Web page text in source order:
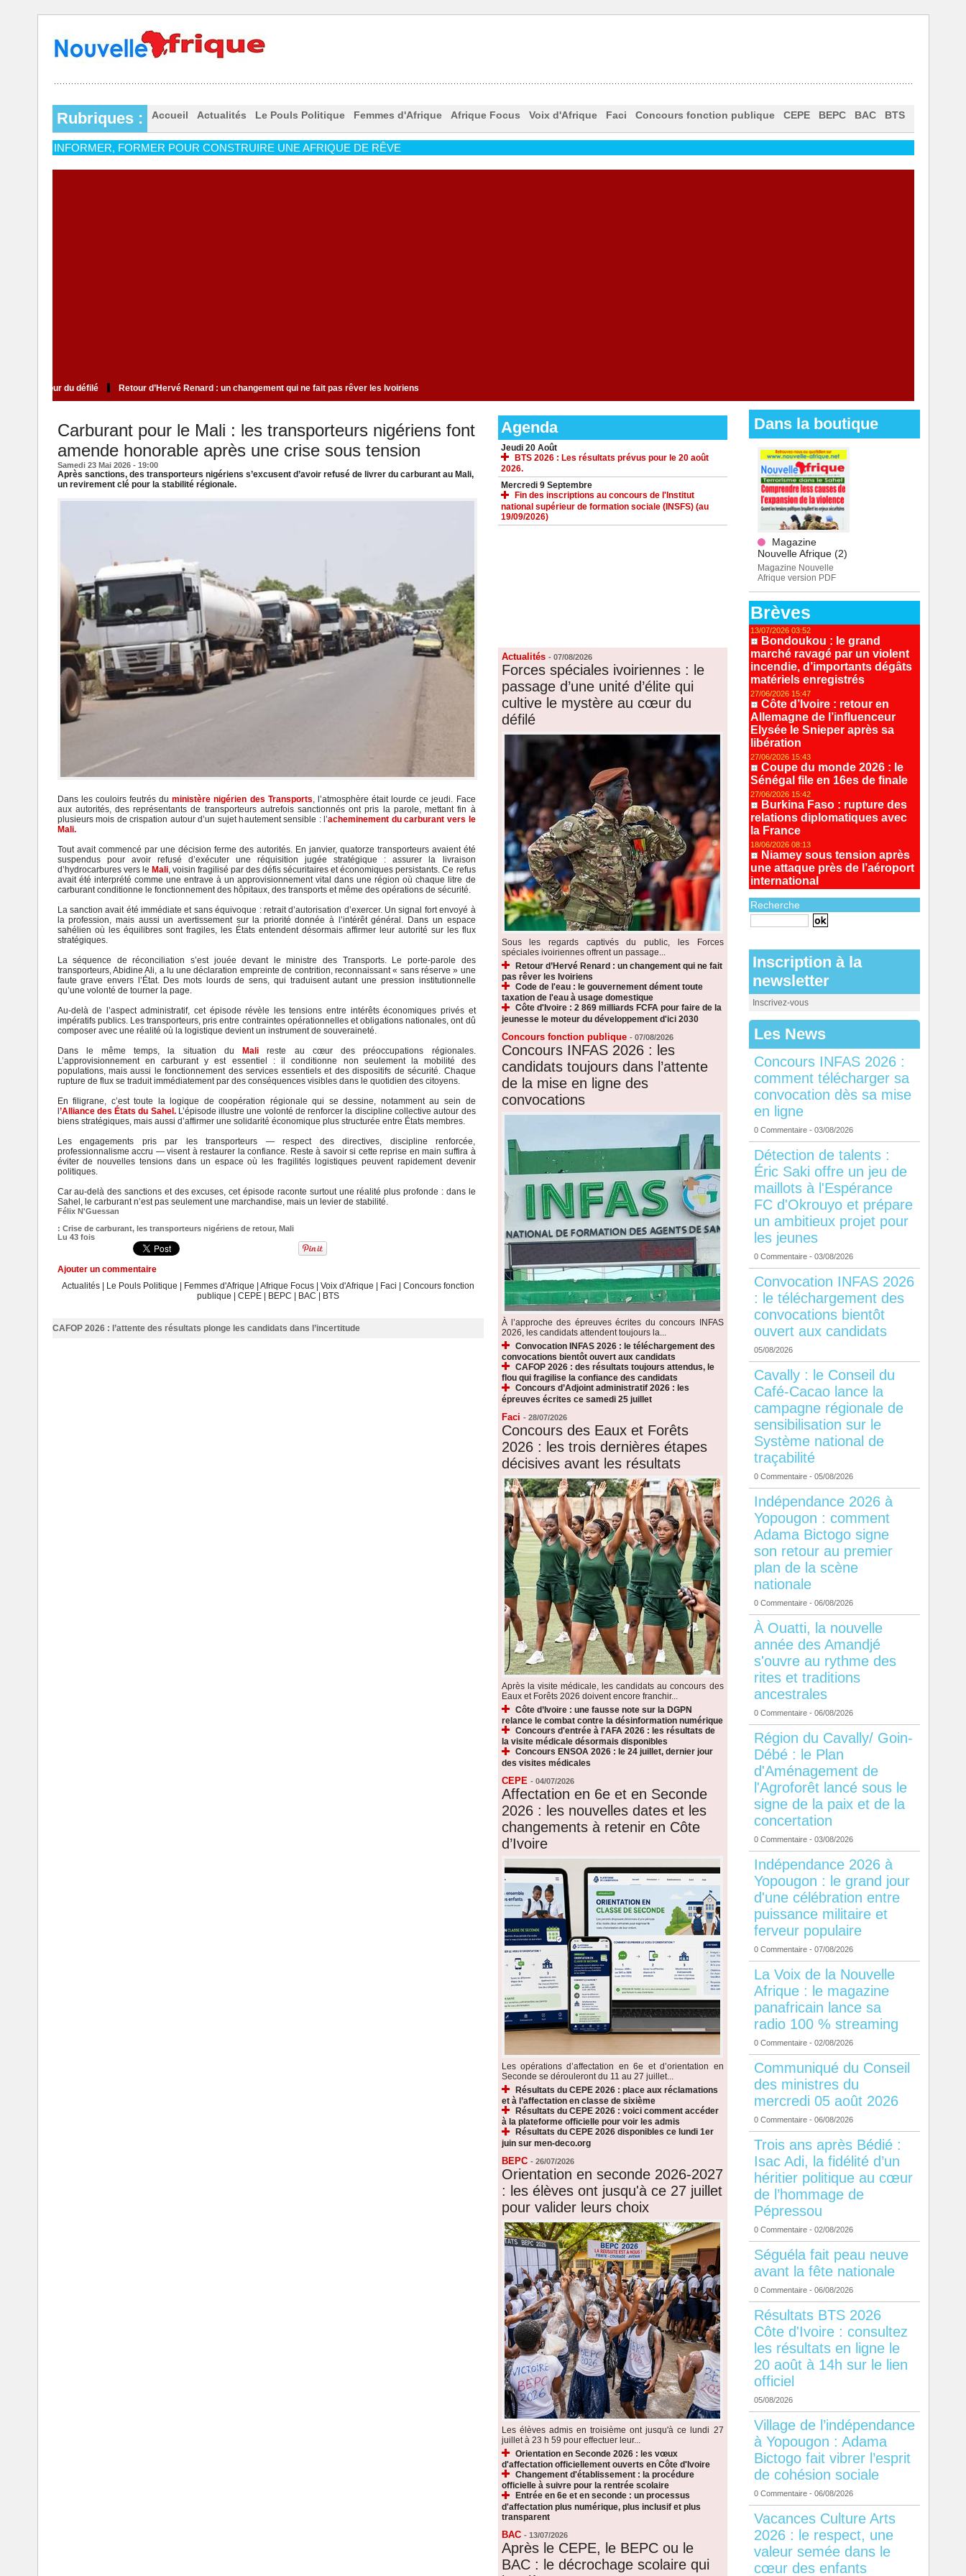
Rubriques : Accueil Actualités Le Pouls Politique Femmes d'Afrique Afrique Focus Voix d'Afrique Faci Concours fonction publique CEPE BEPC BAC BTS
INFORMER, FORMER POUR CONSTRUIRE UNE AFRIQUE DE RÊVE
qui cultive le mystère au cœur du défilé Retour d’Hervé Renard : un changement qui ne fait pas rêver les Ivoiriens
Carburant pour le Mali : les transporteurs nigériens font
amende honorable après une crise sous tension
Samedi 23 Mai 2026 - 19:00
Après sanctions, des transporteurs nigériens s’excusent d’avoir refusé de livrer du carburant au Mali,
un revirement clé pour la stabilité régionale.
Dans les couloirs feutrés duministère nigérien des Transports , l’atmosphère était lourde ce jeudi. Face
aux autorités, des représentants de transporteurs autrefois sanctionnés ont pris la parole, mettant fin à
plusieurs mois de crispation autour d’un sujet hautement sensible : l’acheminement du carburant vers le
Mali.
Tout avait commencé par une décision ferme des autorités. En janvier, quatorze transporteurs avaient été
suspendus pour avoir refusé d’exécuter une réquisition jugée stratégique : assurer la livraison
d’hydrocarbures vers le Mali, voisin fragilisé par des défis sécuritaires et économiques persistants. Ce refus
avait été interprété comme une entrave à un approvisionnement vital dans une région où chaque litre de
carburant conditionne le fonctionnement des hôpitaux, des transports et même des opérations de sécurité.
La sanction avait été immédiate et sans équivoque : retrait d’autorisation d’exercer. Un signal fort envoyé à
la profession, mais aussi un avertissement sur la priorité donnée à l’intérêt général. Dans un espace
sahélien où les équilibres sont fragiles, les États entendent désormais affirmer leur autorité sur les flux
stratégiques.
La séquence de réconciliation s’est jouée devant le ministre des Transports. Le porte-parole des
transporteurs, Abidine Ali, a lu une déclaration empreinte de contrition, reconnaissant « sans réserve » une
faute grave envers l’État. Des mots lourds de sens, qui traduisent autant une pression institutionnelle
qu’une volonté de tourner la page.
Au-delà de l’aspect administratif, cet épisode révèle les tensions entre intérêts économiques privés et
impératifs publics. Les transporteurs, pris entre contraintes opérationnelles et obligations nationales, ont dû
composer avec une réalité où la logistique devient un instrument de souveraineté.
Dans le même temps, la situation du Mali reste au cœur des préoccupations régionales.
L’approvisionnement en carburant y est essentiel : il conditionne non seulement la mobilité des
populations, mais aussi le fonctionnement des services essentiels et des dispositifs de sécurité. Chaque
rupture de flux se traduit immédiatement par des conséquences visibles dans le quotidien des citoyens.
En filigrane, c’est toute la logique de coopération régionale qui se dessine, notamment au sein de
l’Alliance des États du Sahel.L’épisode illustre une volonté de renforcer la discipline collective autour des
biens stratégiques, mais aussi d’affirmer une solidarité économique plus structurée entre États membres.
Les engagements pris par les transporteurs — respect des directives, discipline renforcée,
professionnalisme accru — visent à restaurer la confiance. Reste à savoir si cette reprise en main suffira à
éviter de nouvelles tensions dans un espace où les fragilités logistiques peuvent rapidement devenir
politiques.
Car au-delà des sanctions et des excuses, cet épisode raconte surtout une réalité plus profonde : dans le
Sahel, le carburant n’est pas seulement une marchandise, mais un levier de stabilité.
Félix N'Guessan
: Crise de carburant, les transporteurs nigériens de retour, Mali
Lu 43 fois
Ajouter un commentaire
Actualités | Le Pouls Politique | Femmes d'Afrique | Afrique Focus | Voix d'Afrique | Faci | Concours fonction
publique | CEPE | BEPC | BAC | BTS
CAFOP 2026 : l’attente des résultats plonge les candidats dans l’incertitude
Agenda
Jeudi 20 Août
BTS 2026 : Les résultats prévus pour le 20 août
2026.
Mercredi 9 Septembre
Fin des inscriptions au concours de l'Institut
national supérieur de formation sociale (INSFS) (au
19/09/2026)
Actualités - 07/08/2026
Forces spéciales ivoiriennes : le
passage d’une unité d’élite qui
cultive le mystère au cœur du
défilé
Sous les regards captivés du public, les Forces
spéciales ivoiriennes offrent un passage...
Retour d’Hervé Renard : un changement qui ne fait
pas rêver les Ivoiriens
Code de l'eau : le gouvernement dément toute
taxation de l'eau à usage domestique
Côte d'Ivoire : 2 869 milliards FCFA pour faire de la
jeunesse le moteur du développement d'ici 2030
Concours fonction publique - 07/08/2026
Concours INFAS 2026 : les
candidats toujours dans l’attente
de la mise en ligne des
convocations
À l’approche des épreuves écrites du concours INFAS
2026, les candidats attendent toujours la...
Convocation INFAS 2026 : le téléchargement des
convocations bientôt ouvert aux candidats
CAFOP 2026 : des résultats toujours attendus, le
flou qui fragilise la confiance des candidats
Concours d’Adjoint administratif 2026 : les
épreuves écrites ce samedi 25 juillet
Faci - 28/07/2026
Concours des Eaux et Forêts
2026 : les trois dernières étapes
décisives avant les résultats
Après la visite médicale, les candidats au concours des
Eaux et Forêts 2026 doivent encore franchir...
Côte d’Ivoire : une fausse note sur la DGPN
relance le combat contre la désinformation numérique
Concours d'entrée à l'AFA 2026 : les résultats de
la visite médicale désormais disponibles
Concours ENSOA 2026 : le 24 juillet, dernier jour
des visites médicales
CEPE - 04/07/2026
Affectation en 6e et en Seconde
2026 : les nouvelles dates et les
changements à retenir en Côte
d’Ivoire
Les opérations d’affectation en 6e et d’orientation en
Seconde se dérouleront du 11 au 27 juillet...
Résultats du CEPE 2026 : place aux réclamations
et à l’affectation en classe de sixième
Résultats du CEPE 2026 : voici comment accéder
à la plateforme officielle pour voir les admis
Résultats du CEPE 2026 disponibles ce lundi 1er
juin sur men-deco.org
BEPC - 26/07/2026
Orientation en seconde 2026-2027
: les élèves ont jusqu'à ce 27 juillet
pour valider leurs choix
Les élèves admis en troisième ont jusqu'à ce lundi 27
juillet à 23 h 59 pour effectuer leur...
Orientation en Seconde 2026 : les vœux
d'affectation officiellement ouverts en Côte d'Ivoire
Changement d'établissement : la procédure
officielle à suivre pour la rentrée scolaire
Entrée en 6e et en seconde : un processus
d'affectation plus numérique, plus inclusif et plus
transparent
BAC - 13/07/2026
Après le CEPE, le BEPC ou le
BAC : le décrochage scolaire qui
Dans la boutique
Magazine
Nouvelle Afrique (2)
Magazine Nouvelle
Afrique version PDF
Brèves
13/07/2026 03:52
Bondoukou : le grand
marché ravagé par un violent
incendie, d’importants dégâts
matériels enregistrés
27/06/2026 15:47
Côte d’Ivoire : retour en
Allemagne de l’influenceur
Elysée le Snieper après sa
libération
27/06/2026 15:43
Coupe du monde 2026 : le
Sénégal file en 16es de finale
27/06/2026 15:42
Burkina Faso : rupture des
relations diplomatiques avec
la France
18/06/2026 08:13
Niamey sous tension après
une attaque près de l’aéroport
international
Recherche
Inscription à la
newsletter
Inscrivez-vous
Les News
Concours INFAS 2026 :
comment télécharger sa
convocation dès sa mise
en ligne
0 Commentaire - 03/08/2026
Détection de talents :
Éric Saki offre un jeu de
maillots à l'Espérance
FC d'Okrouyo et prépare
un ambitieux projet pour
les jeunes
0 Commentaire - 03/08/2026
Convocation INFAS 2026
: le téléchargement des
convocations bientôt
ouvert aux candidats
05/08/2026
Cavally : le Conseil du
Café-Cacao lance la
campagne régionale de
sensibilisation sur le
Système national de
traçabilité
0 Commentaire - 05/08/2026
Indépendance 2026 à
Yopougon : comment
Adama Bictogo signe
son retour au premier
plan de la scène
nationale
0 Commentaire - 06/08/2026
À Ouatti, la nouvelle
année des Amandjé
s'ouvre au rythme des
rites et traditions
ancestrales
0 Commentaire - 06/08/2026
Région du Cavally/ Goin-
Débé : le Plan
d'Aménagement de
l'Agroforêt lancé sous le
signe de la paix et de la
concertation
0 Commentaire - 03/08/2026
Indépendance 2026 à
Yopougon : le grand jour
d'une célébration entre
puissance militaire et
ferveur populaire
0 Commentaire - 07/08/2026
La Voix de la Nouvelle
Afrique : le magazine
panafricain lance sa
radio 100 % streaming
0 Commentaire - 02/08/2026
Communiqué du Conseil
des ministres du
mercredi 05 août 2026
0 Commentaire - 06/08/2026
Trois ans après Bédié :
Isac Adi, la fidélité d’un
héritier politique au cœur
de l’hommage de
Pépressou
0 Commentaire - 02/08/2026
Séguéla fait peau neuve
avant la fête nationale
0 Commentaire - 06/08/2026
Résultats BTS 2026
Côte d'Ivoire : consultez
les résultats en ligne le
20 août à 14h sur le lien
officiel
05/08/2026
Village de l’indépendance
à Yopougon : Adama
Bictogo fait vibrer l’esprit
de cohésion sociale
0 Commentaire - 06/08/2026
Vacances Culture Arts
2026 : le respect, une
valeur semée dans le
cœur des enfants